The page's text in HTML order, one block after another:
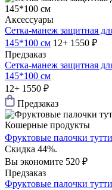
Аксессуары
Сетка-манеж защитная
145*100 см 12+ 1550 ₽
Предзаказ
Сетка-манеж защитная
145*100 см
12+ 1550 ₽
Предзаказ
Кошерные продукты
Фруктовые палочки
Скидка 44%.
Вы экономите 520 ₽
Предзаказ
Фруктовые палочки